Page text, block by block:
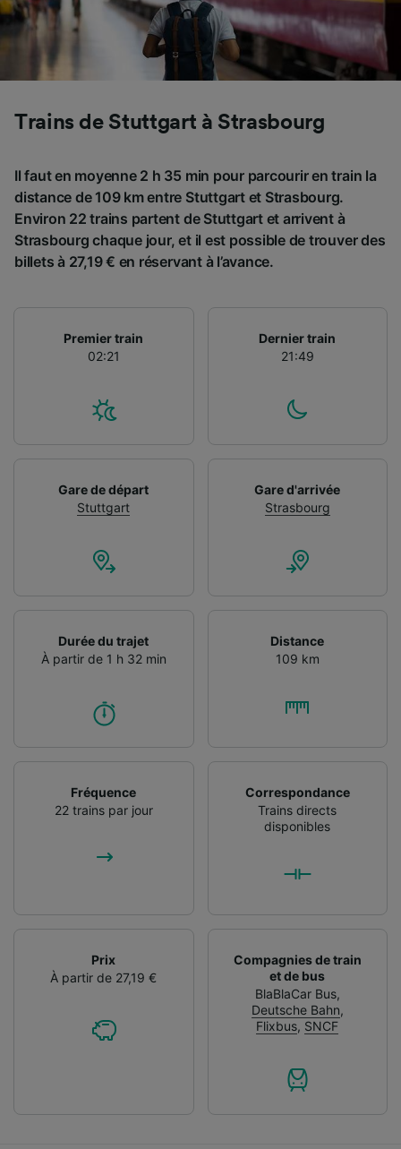
Trains de Stuttgart à Strasbourg
Il faut en moyenne 2 h 35 min pour parcourir en train la
distance de 109 km entre Stuttgart et Strasbourg.
Environ 22 trains partent de Stuttgart et arrivent à
Strasbourg chaque jour, et il est possible de trouver des
billets à 27,19 € en réservant à l’avance.
Premier train
02:21
Dernier train
21:49
Gare de départ
Stuttgart
Gare d'arrivée
Strasbourg
Durée du trajet
À partir de 1 h 32 min
Distance
109 km
Fréquence
22 trains par jour
Correspondance
Trains directs
disponibles
Prix
À partir de 27,19 €
Compagnies de train
et de bus
BlaBlaCar Bus,
Deutsche Bahn,
Flixbus, SNCF